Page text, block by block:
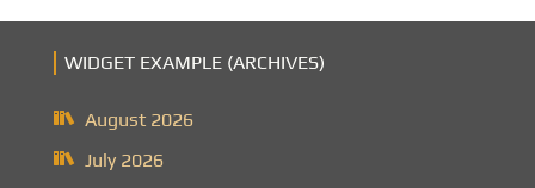
WIDGET EXAMPLE (ARCHIVES)
August 2026
July 2026